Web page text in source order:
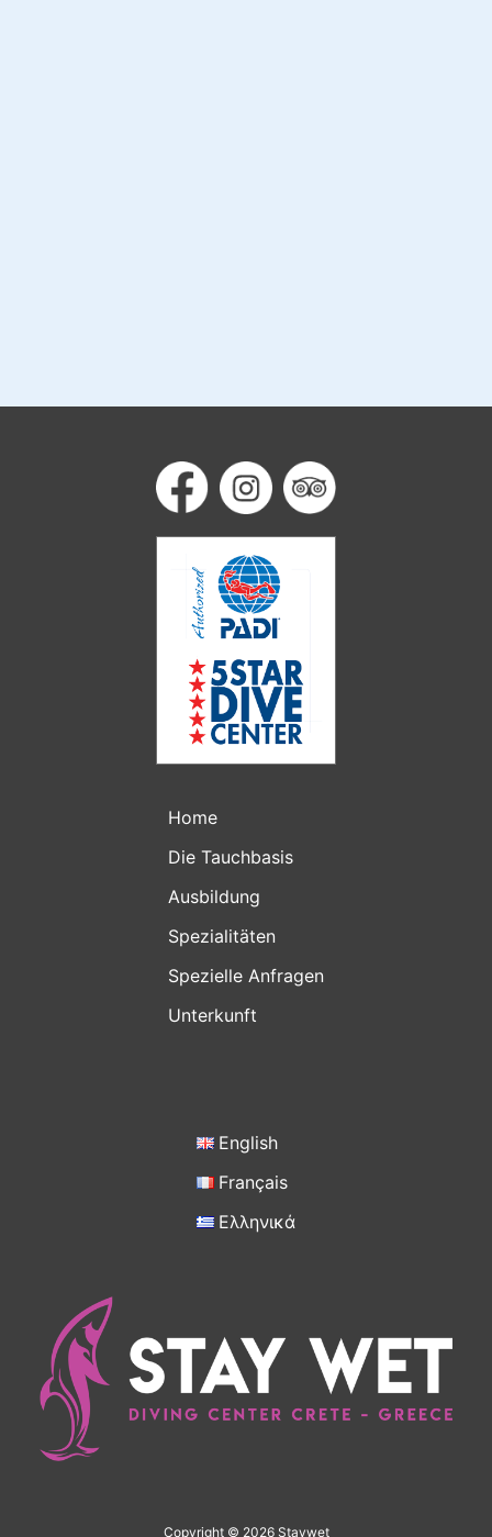
Home
Die Tauchbasis
Ausbildung
Spezialitäten
Spezielle Anfragen
Unterkunft
English
Français
Ελληνικά
Copyright © 2026 Staywet